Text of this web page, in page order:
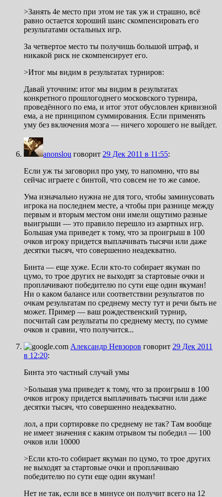
>Занять 4е место при этом не так уж и страшно, всё
равно остается хороший шанс скомпенсировать его
результатами остальных игр.
За четвертое место ты получишь большой штраф, и
никакой риск не скомпенсирует его.
>Итог мы видим в результатах турниров:
Давай уточним: итог мы видим в результатах
конкретного прошлогоднего московского турнира,
проведённого по ема, и итог этот обусловлен кривизной
ема, а не принципом суммирования. Если применять
уму без включения мозга — ничего хорошего не выйдет.
anonslou говорит 29 Дек 2011 в 11:55:
Если уж ты заговорил про уму, то напомню, что вы
сейчас играете с бинтой, что совсем не то же самое.
Ума изначально нужна не для того, чтобы заминусовать
игрока на последнем месте, а чтобы при разнице между
первым и вторым местом они имели ощутимо разные
выигрыши — это правило перешло из азартных игр.
Большая ума приведет к тому, что за проигрыш в 100
очков игроку придется выплачивать тысячи или даже
десятки тысяч, что совершенно неадекватно.
Бинта — еще хуже. Если кто-то собирает якуман по
цумо, то трое других не выходят за стартовые очки и
проплачивают победителю по сути еще один якуман!
Ни о каком балансе или соответствии результатов по
очкам результатам по среднему месту тут и речи быть не
может. Пример — ваш рождественский турнир,
посчитай сам результаты по среднему месту, по сумме
очков и сравни, что получится...
Александр Невзоров говорит 29 Дек 2011
в 12:20:
Бинта это частный случай умы
>Большая ума приведет к тому, что за проигрыш в 100
очков игроку придется выплачивать тысячи или даже
десятки тысяч, что совершенно неадекватно.
лол, а при сортировке по среднему не так? Там вообще
не имеет значения с каким отрывом ты победил — 100
очков или 10000
>Если кто-то собирает якуман по цумо, то трое других
не выходят за стартовые очки и проплачиваю
победителю по сути еще один якуман!
Нет не так, если все в минусе он получит всего на 12